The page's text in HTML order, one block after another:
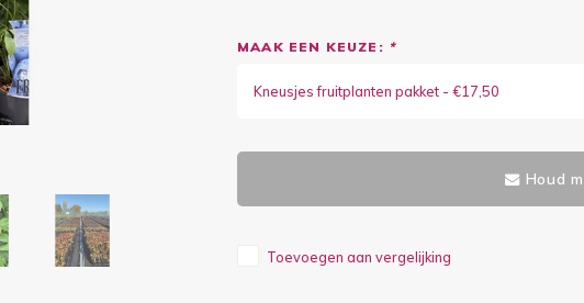
MAAK EEN KEUZE: *
Kneusjes fruitplanten pakket - €17,50
Houd
Toevoegen aan vergelijking